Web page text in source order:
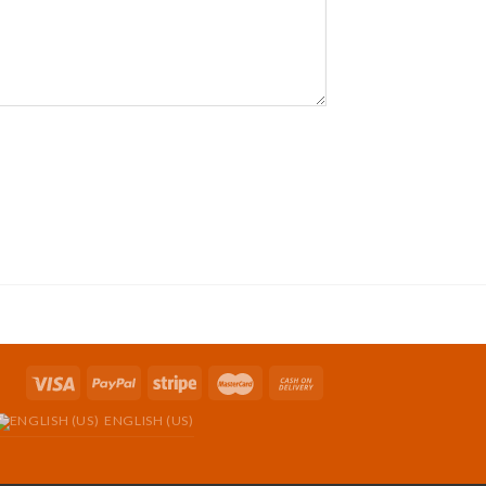
ENGLISH (US)